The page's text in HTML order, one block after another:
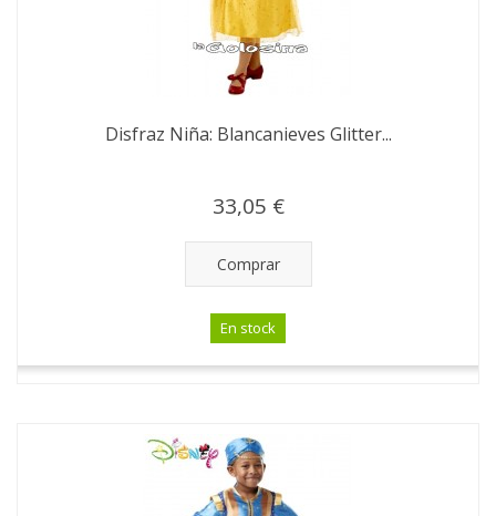
Disfraz Niña: Blancanieves Glitter...
33,05 €
Comprar
En stock